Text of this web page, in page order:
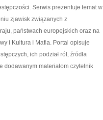
Serwis prezentuje temat w
zjawisk związanych z
państwach europejskich oraz na
i Kultura i Mafia. Portal opisuje
ich podział ról, źródła
dodawanym materiałom czytelnik